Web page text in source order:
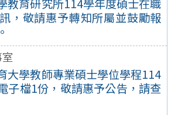
教育研究所114學年度碩士在職
，敬請惠予轉知所屬並鼓勵報
大學教師專業碩士學位學程114
子檔1份，敬請惠予公告，請查